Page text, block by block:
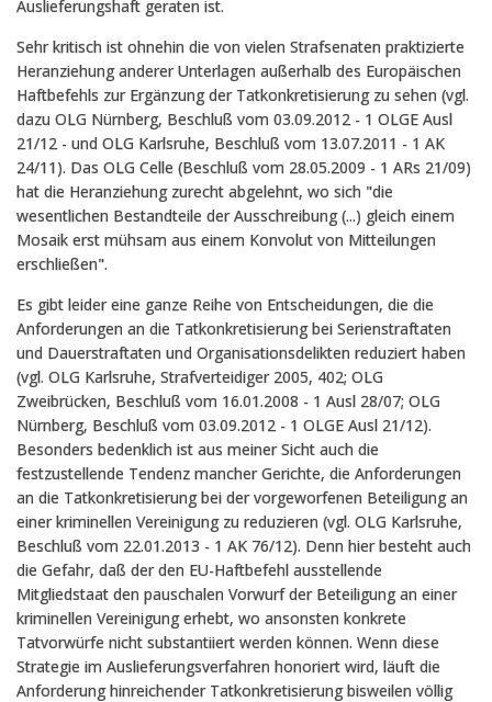
Auslieferungshaft geraten ist.
Sehr kritisch ist ohnehin die von vielen Strafsenaten praktizierte
Heranziehung anderer Unterlagen außerhalb des Europäischen
Haftbefehls zur Ergänzung der Tatkonkretisierung zu sehen (vgl.
dazu OLG Nürnberg, Beschluß vom 03.09.2012 - 1 OLGE Ausl
21/12 - und OLG Karlsruhe, Beschluß vom 13.07.2011 - 1 AK
24/11). Das OLG Celle (Beschluß vom 28.05.2009 - 1 ARs 21/09)
hat die Heranziehung zurecht abgelehnt, wo sich "die
wesentlichen Bestandteile der Ausschreibung (...) gleich einem
Mosaik erst mühsam aus einem Konvolut von Mitteilungen
erschließen".
Es gibt leider eine ganze Reihe von Entscheidungen, die die
Anforderungen an die Tatkonkretisierung bei Serienstraftaten
und Dauerstraftaten und Organisationsdelikten reduziert haben
(vgl. OLG Karlsruhe, Strafverteidiger 2005, 402; OLG
Zweibrücken, Beschluß vom 16.01.2008 - 1 Ausl 28/07; OLG
Nürnberg, Beschluß vom 03.09.2012 - 1 OLGE Ausl 21/12).
Besonders bedenklich ist aus meiner Sicht auch die
festzustellende Tendenz mancher Gerichte, die Anforderungen
an die Tatkonkretisierung bei der vorgeworfenen Beteiligung an
einer kriminellen Vereinigung zu reduzieren (vgl. OLG Karlsruhe,
Beschluß vom 22.01.2013 - 1 AK 76/12). Denn hier besteht auch
die Gefahr, daß der den EU-Haftbefehl ausstellende
Mitgliedstaat den pauschalen Vorwurf der Beteiligung an einer
kriminellen Vereinigung erhebt, wo ansonsten konkrete
Tatvorwürfe nicht substantiiert werden können. Wenn diese
Strategie im Auslieferungsverfahren honoriert wird, läuft die
Anforderung hinreichender Tatkonkretisierung bisweilen völlig